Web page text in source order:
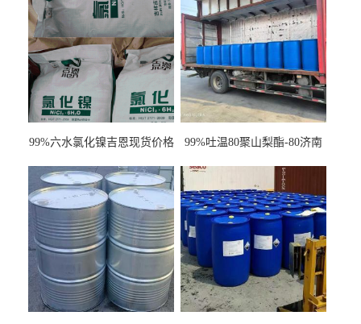
99%六水氯化镍吉恩现货价格
99%吐温80聚山梨酯-80济南